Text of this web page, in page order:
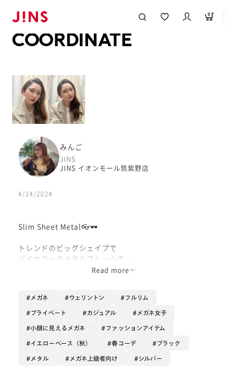
0
COORDINATE
みんご
JINS
JINS イオンモール筑紫野店
4/14/2024
Slim Sheet Metal👓🕶️
トレンドのビッグシェイプで
バイカラーのメタルフレームで
クラシカルにトレンド感を演出できます✨
直線的なフレームなので
お顔にメリハリをもたせてくれますし
キリッとした印象になります😄
フォーマルにもカジュアルにもかけて
Read more
メガネ ウェリントン フルリム
プライベート カジュアル メガネ女子
小顔に見えるメガネ ファッションアイテム
イエローベース（秋） 春コーデ ブラック
メタル メガネ上級者向け シルバー